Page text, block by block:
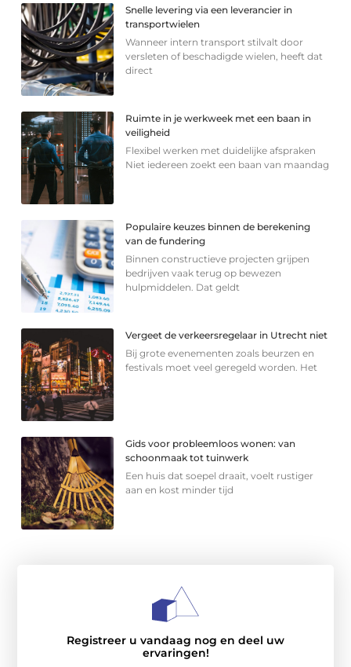
Snelle levering via een leverancier in
transportwielen
Wanneer intern transport stilvalt door
versleten of beschadigde wielen, heeft dat
direct
Ruimte in je werkweek met een baan in
veiligheid
Flexibel werken met duidelijke afspraken
Niet iedereen zoekt een baan van maandag
Populaire keuzes binnen de berekening
van de fundering
Binnen constructieve projecten grijpen
bedrijven vaak terug op bewezen
hulpmiddelen. Dat geldt
Vergeet de verkeersregelaar in Utrecht niet
Bij grote evenementen zoals beurzen en
festivals moet veel geregeld worden. Het
Gids voor probleemloos wonen: van
schoonmaak tot tuinwerk
Een huis dat soepel draait, voelt rustiger
aan en kost minder tijd
Registreer u vandaag nog en deel uw
ervaringen!